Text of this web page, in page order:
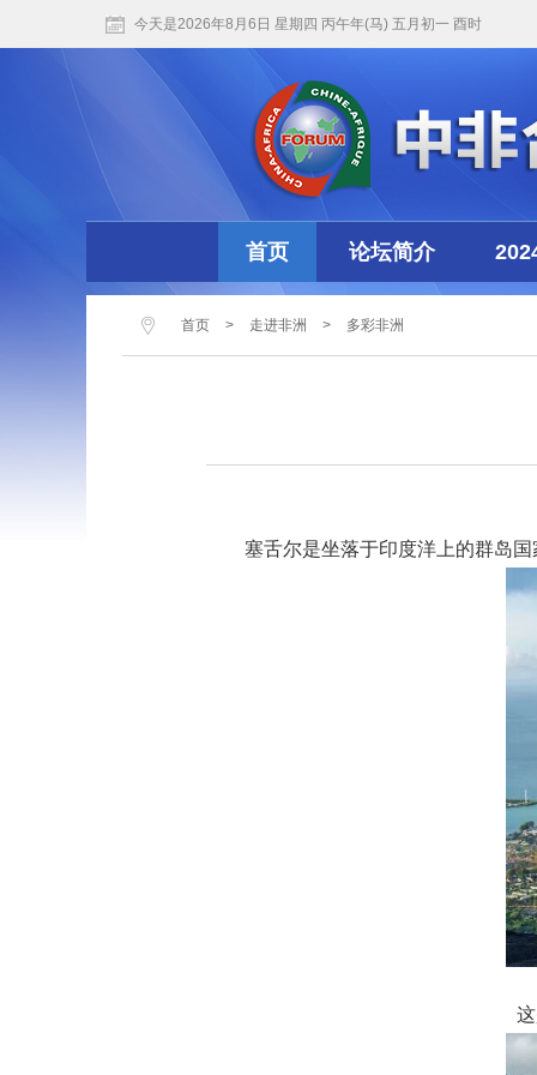
今天是2026年8月6日 星期四 丙午年(马) 五月初一 酉时
首页 论坛简介
首页 > 走进非洲 > 多彩非洲
塞舌尔是坐落于印度洋上的群岛